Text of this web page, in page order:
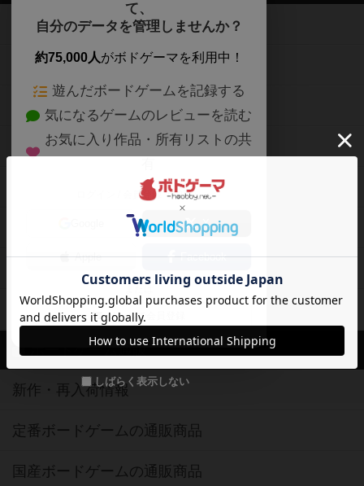
て、
自分のデータを管理しませんか？
約75,000人がボドゲーマを利用中！
遊んだボードゲームを記録する
気になるゲームのレビューを読む
お気に入り作品・所有リストの共
ログイン / 会員登録（10秒）
X
Apple Facebook
メールで会員登録
しばらく表示しない
ボードゲームを検索する
ボードゲームの新着レビュー
ボードゲーム会情報
メカニクス特集
掲示板・トピックス
ボドとも・会員一覧
ボドゲーマご利用案内
ボードゲーム通販
新作・再入荷情報
定番ボードゲームの通販商品
国産ボードゲームの通販商品